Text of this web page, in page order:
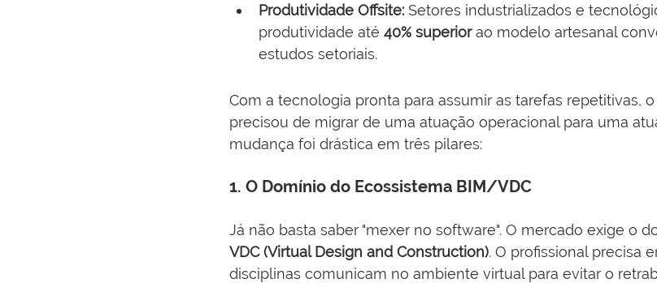
Produtividade Offsite: Setores industrializados e
produtividade até 40% superior ao modelo artesanal
estudos setoriais.
Com a tecnologia pronta para assumir as tarefas repetitivas,
precisou de migrar de uma atuação operacional para uma
mudança foi drástica em três pilares:
1. O Domínio do Ecossistema BIM/VDC
Já não basta saber "mexer no software". O mercado exige o
VDC (Virtual Design and Construction). O profissional precisa
disciplinas comunicam no ambiente virtual para evitar o